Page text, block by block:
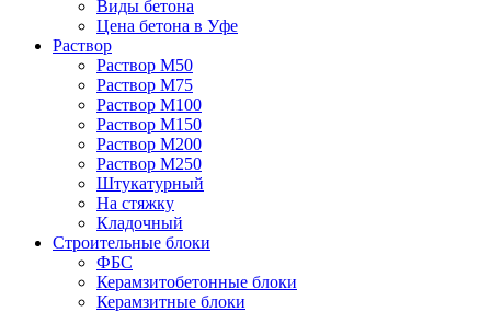
Виды бетона
Цена бетона в Уфе
Раствор
Раствор М50
Раствор М75
Раствор М100
Раствор М150
Раствор М200
Раствор М250
Штукатурный
На стяжку
Кладочный
Строительные блоки
ФБС
Керамзитобетонные блоки
Керамзитные блоки